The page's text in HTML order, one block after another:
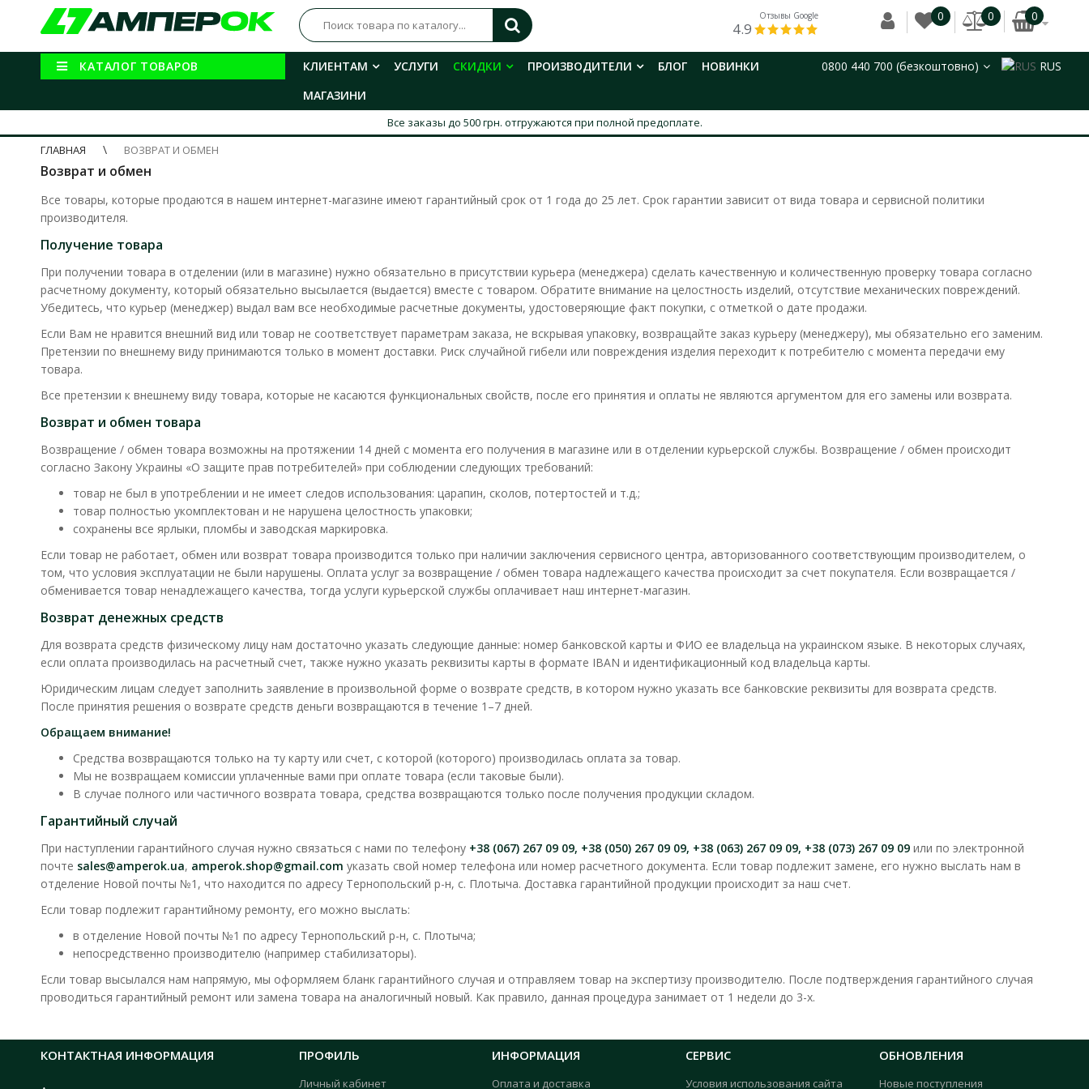
Отзывы Google
4.9
0 0 0
КАТАЛОГ ТОВАРОВ КЛИЕНТАМ УСЛУГИ СКИДКИ ПРОИЗВОДИТЕЛИ БЛОГ
НОВИНКИ
МАГАЗИНИ
0800 440 700 (безкоштовно) RUS
Все заказы до 500 грн. отгружаются при полной предоплате.
ГЛАВНАЯ
ВОЗВРАТ И ОБМЕН
Возврат и обмен
Все товары, которые продаются в нашем интернет-магазине имеют гарантийный срок от 1 года до 25 лет. Срок гарантии зависит от вида товара и сервисной политики
производителя.
Получение товара
При получении товара в отделении (или в магазине) нужно обязательно в присутствии курьера (менеджера) сделать качественную и количественную проверку товара согласно
расчетному документу, который обязательно высылается (выдается) вместе с товаром. Обратите внимание на целостность изделий, отсутствие механических повреждений.
Убедитесь, что курьер (менеджер) выдал вам все необходимые расчетные документы, удостоверяющие факт покупки, с отметкой о дате продажи.
Если Вам не нравится внешний вид или товар не соответствует параметрам заказа, не вскрывая упаковку, возвращайте заказ курьеру (менеджеру), мы обязательно его заменим.
Претензии по внешнему виду принимаются только в момент доставки. Риск случайной гибели или повреждения изделия переходит к потребителю с момента передачи ему
товара.
Все претензии к внешнему виду товара, которые не касаются функциональных свойств, после его принятия и оплаты не являются аргументом для его замены или возврата.
Возврат и обмен товара
Возвращение / обмен товара возможны на протяжении 14 дней с момента его получения в магазине или в отделении курьерской службы. Возвращение / обмен происходит
согласно Закону Украины «О защите прав потребителей» при соблюдении следующих требований:
товар не был в употреблении и не имеет следов использования: царапин, сколов, потертостей и т.д.;
товар полностью укомплектован и не нарушена целостность упаковки;
сохранены все ярлыки, пломбы и заводская маркировка.
Если товар не работает, обмен или возврат товара производится только при наличии заключения сервисного центра, авторизованного соответствующим производителем, о
том, что условия эксплуатации не были нарушены. Оплата услуг за возвращение / обмен товара надлежащего качества происходит за счет покупателя. Если возвращается /
обменивается товар ненадлежащего качества, тогда услуги курьерской службы оплачивает наш интернет-магазин.
Возврат денежных средств
Для возврата средств физическому лицу нам достаточно указать следующие данные: номер банковской карты и ФИО ее владельца на украинском языке. В некоторых случаях,
если оплата производилась на расчетный счет, также нужно указать реквизиты карты в формате IBAN и идентификационный код владельца карты.
Юридическим лицам следует заполнить заявление в произвольной форме о возврате средств, в котором нужно указать все банковские реквизиты для возврата средств.
После принятия решения о возврате средств деньги возвращаются в течение 1–7 дней.
Обращаем внимание!
Средства возвращаются только на ту карту или счет, с которой (которого) производилась оплата за товар.
Мы не возвращаем комиссии уплаченные вами при оплате товара (если таковые были).
В случае полного или частичного возврата товара, средства возвращаются только после получения продукции складом.
Гарантийный случай
При наступлении гарантийного случая нужно связаться с нами по телефону +38 (067) 267 09 09, +38 (050) 267 09 09, +38 (063) 267 09 09, +38 (073) 267 09 09 или по электронной
почте sales@amperok.ua, amperok.shop@gmail.com указать свой номер телефона или номер расчетного документа. Если товар подлежит замене, его нужно выслать нам в
отделение Новой почты №1, что находится по адресу Тернопольский р-н, с. Плотыча. Доставка гарантийной продукции происходит за наш счет.
Если товар подлежит гарантийному ремонту, его можно выслать:
в отделение Новой почты №1 по адресу Тернопольский р-н, с. Плотыча;
непосредственно производителю (например стабилизаторы).
Если товар высылался нам напрямую, мы оформляем бланк гарантийного случая и отправляем товар на экспертизу производителю. После подтверждения гарантийного случая
проводиться гарантийный ремонт или замена товара на аналогичный новый. Как правило, данная процедура занимает от 1 недели до 3-х.
КОНТАКТНАЯ ИНФОРМАЦИЯ ПРОФИЛЬ
Личный кабинет
ИНФОРМАЦИЯ
Оплата и доставка
СЕРВИС
Условия использования сайта
ОБНОВЛЕНИЯ
Новые поступления